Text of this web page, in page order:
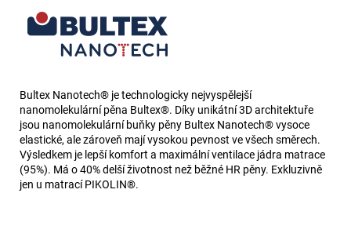
Bultex Nanotech® je technologicky nejvyspělejší
nanomolekulární pěna Bultex®. Díky unikátní 3D architektuře
jsou nanomolekulární buňky pěny Bultex Nanotech® vysoce
elastické, ale zároveň mají vysokou pevnost ve všech směrech.
Výsledkem je lepší komfort a maximální ventilace jádra matrace
(95%). Má o 40% delší životnost než běžné HR pěny. Exkluzivně
jen u matrací PIKOLIN®.